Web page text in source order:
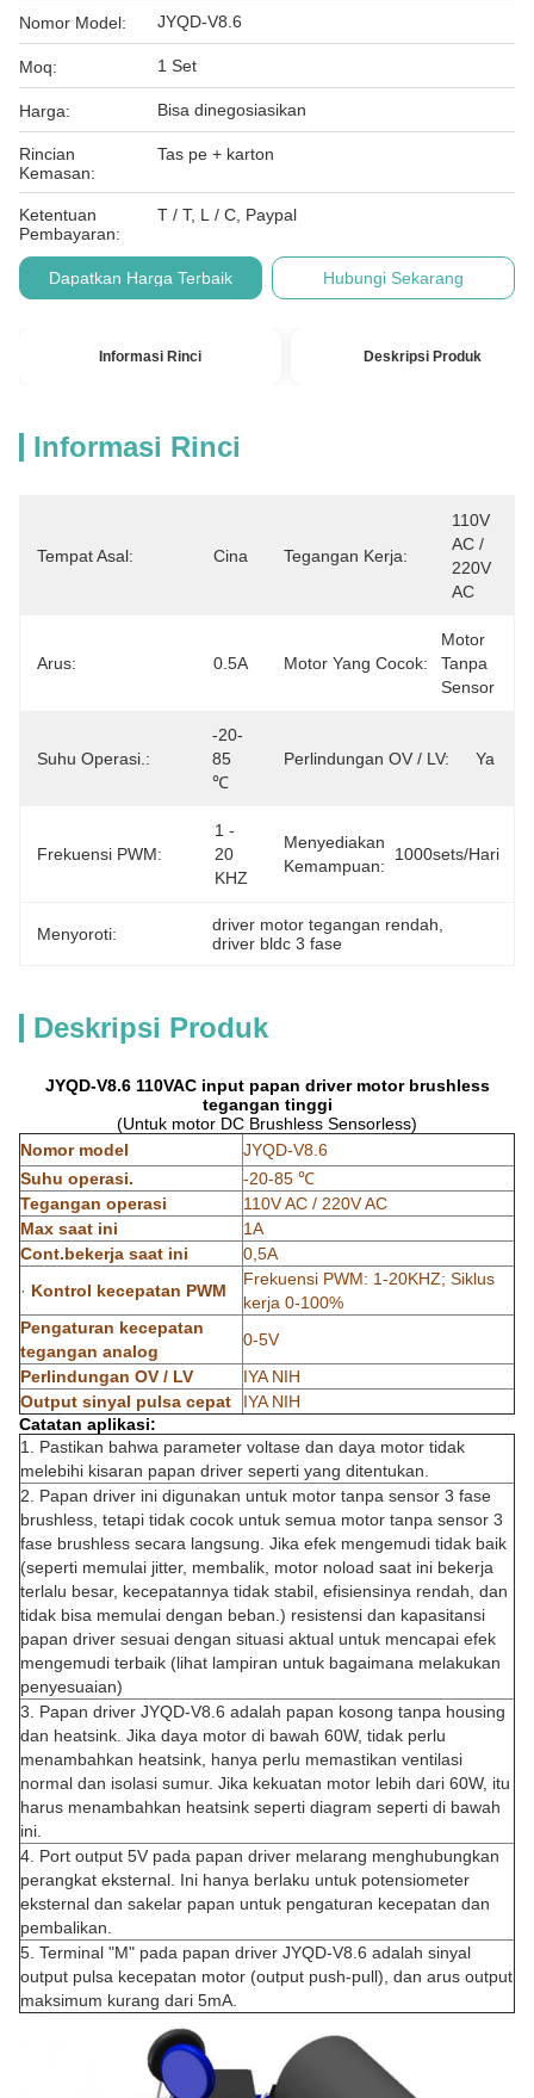
Nomor Model: JYQD-V8.6
Moq: 1 Set
Harga: Bisa dinegosiasikan
Rincian
Kemasan:
Tas pe + karton
Ketentuan
Pembayaran:
T / T, L / C, Paypal
Dapatkan Harga Terbaik Hubungi Sekarang
Informasi Rinci Deskripsi Produk
Informasi Rinci
Tempat Asal: Cina Tegangan Kerja:
110V
AC /
220V
AC
Arus: 0.5A Motor Yang Cocok:
Motor
Tanpa
Sensor
Suhu Operasi.:
-20-
85
℃
Perlindungan OV / LV: Ya
Frekuensi PWM:
1 -
20
KHZ
Menyediakan
Kemampuan:
1000sets/hari
Menyoroti: driver motor tegangan rendah
driver bldc 3 fase
Deskripsi Produk
JYQD-V8.6 110VAC input papan driver motor brushless
tegangan tinggi
(Untuk motor DC Brushless Sensorless)
Nomor model
JYQD-V8.6
Suhu operasi.
-20-85 ℃
Tegangan operasi
110V AC / 220V AC
Max saat ini
1A
Cont.bekerja saat ini
0,5A
· Kontrol kecepatan PWM
Frekuensi PWM: 1-20KHZ; Siklus
kerja 0-100%
Pengaturan kecepatan
tegangan analog
0-5V
Perlindungan OV / LV
IYA NIH
Output sinyal pulsa cepat
IYA NIH
Catatan aplikasi:
1. Pastikan bahwa parameter voltase dan daya motor tidak
melebihi kisaran papan driver seperti yang ditentukan.
2. Papan driver ini digunakan untuk motor tanpa sensor 3 fase
brushless, tetapi tidak cocok untuk semua motor tanpa sensor 3
fase brushless secara langsung. Jika efek mengemudi tidak baik
(seperti memulai jitter, membalik, motor noload saat ini bekerja
terlalu besar, kecepatannya tidak stabil, efisiensinya rendah, dan
tidak bisa memulai dengan beban.) resistensi dan kapasitansi
papan driver sesuai dengan situasi aktual untuk mencapai efek
mengemudi terbaik (lihat lampiran untuk bagaimana melakukan
penyesuaian)
3. Papan driver JYQD-V8.6 adalah papan kosong tanpa housing
dan heatsink. Jika daya motor di bawah 60W, tidak perlu
menambahkan heatsink, hanya perlu memastikan ventilasi
normal dan isolasi sumur. Jika kekuatan motor lebih dari 60W, itu
harus menambahkan heatsink seperti diagram seperti di bawah
ini.
4. Port output 5V pada papan driver melarang menghubungkan
perangkat eksternal. Ini hanya berlaku untuk potensiometer
eksternal dan sakelar papan untuk pengaturan kecepatan dan
pembalikan.
5. Terminal "M" pada papan driver JYQD-V8.6 adalah sinyal
output pulsa kecepatan motor (output push-pull), dan arus output
maksimum kurang dari 5mA.